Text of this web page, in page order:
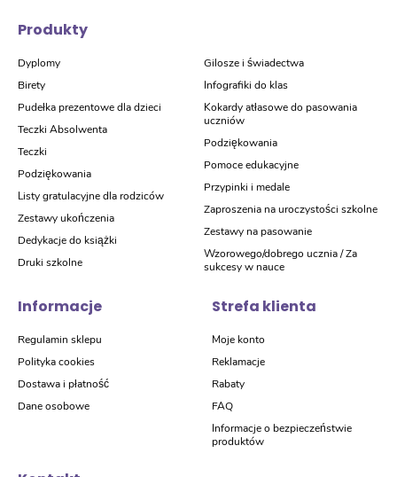
Produkty
Dyplomy
Birety
Pudełka prezentowe dla dzieci
Teczki Absolwenta
Teczki
Podziękowania
Listy gratulacyjne dla rodziców
Zestawy ukończenia
Dedykacje do książki
Druki szkolne
Gilosze i świadectwa
Infografiki do klas
Kokardy atłasowe do pasowania
uczniów
Podziękowania
Pomoce edukacyjne
Przypinki i medale
Zaproszenia na uroczystości szkolne
Zestawy na pasowanie
Wzorowego/dobrego ucznia / Za
sukcesy w nauce
Informacje
Regulamin sklepu
Polityka cookies
Dostawa i płatność
Dane osobowe
Strefa klienta
Moje konto
Reklamacje
Rabaty
FAQ
Informacje o bezpieczeństwie
produktów